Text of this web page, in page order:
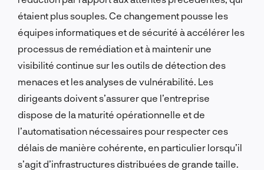
étaient plus souples. Ce changement pousse les
équipes informatiques et de sécurité à accélérer les
processus de remédiation et à maintenir une
visibilité continue sur les outils de détection des
menaces et les analyses de vulnérabilité. Les
dirigeants doivent s’assurer que l’entreprise
dispose de la maturité opérationnelle et de
l’automatisation nécessaires pour respecter ces
délais de manière cohérente, en particulier lorsqu’il
s’agit d’infrastructures distribuées de grande taille.